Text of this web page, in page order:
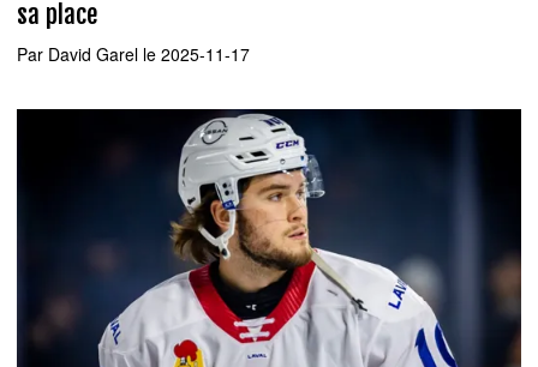
sa place
Par David Garel le 2025-11-17